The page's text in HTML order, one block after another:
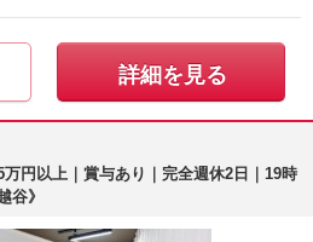
詳細を見る
円以上｜賞与あり｜完全週休2日｜19時
谷》